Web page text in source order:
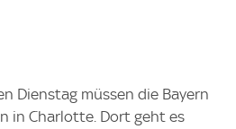
Dienstag müssen die Bayern
in Charlotte. Dort geht es